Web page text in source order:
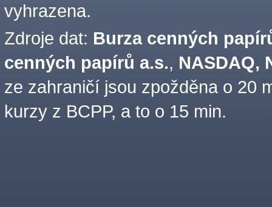
vyhrazena.
Zdroje dat: Burza cenných
cenných papírů a.s., NASDAQ,
ze zahraničí jsou zpožděna o 20
kurzy z BCPP, a to o 15 min.